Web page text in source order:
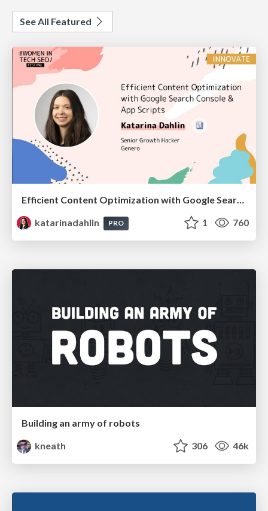
See All Featured
Efficient Content Optimization with Google Search Console & Apps Script
katarinadahlin
PRO 1 760
Building an army of robots
kneath
306 46k